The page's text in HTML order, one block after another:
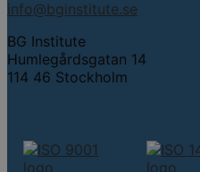
info@bginstitute.se
BG Institute
Humlegårdsgatan 14
114 46 Stockholm